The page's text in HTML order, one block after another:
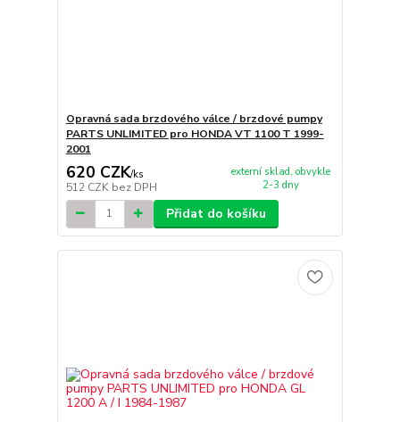
Opravná sada brzdového válce / brzdové pumpy
PARTS UNLIMITED pro HONDA VT 1100 T 1999-
2001
620 CZK/ks
512 CZK bez DPH
externí sklad, obvykle
2-3 dny
Přidat do košíku